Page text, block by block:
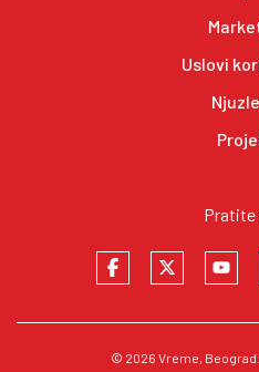
Uslovi
Pratite
© 2026 Vreme ,